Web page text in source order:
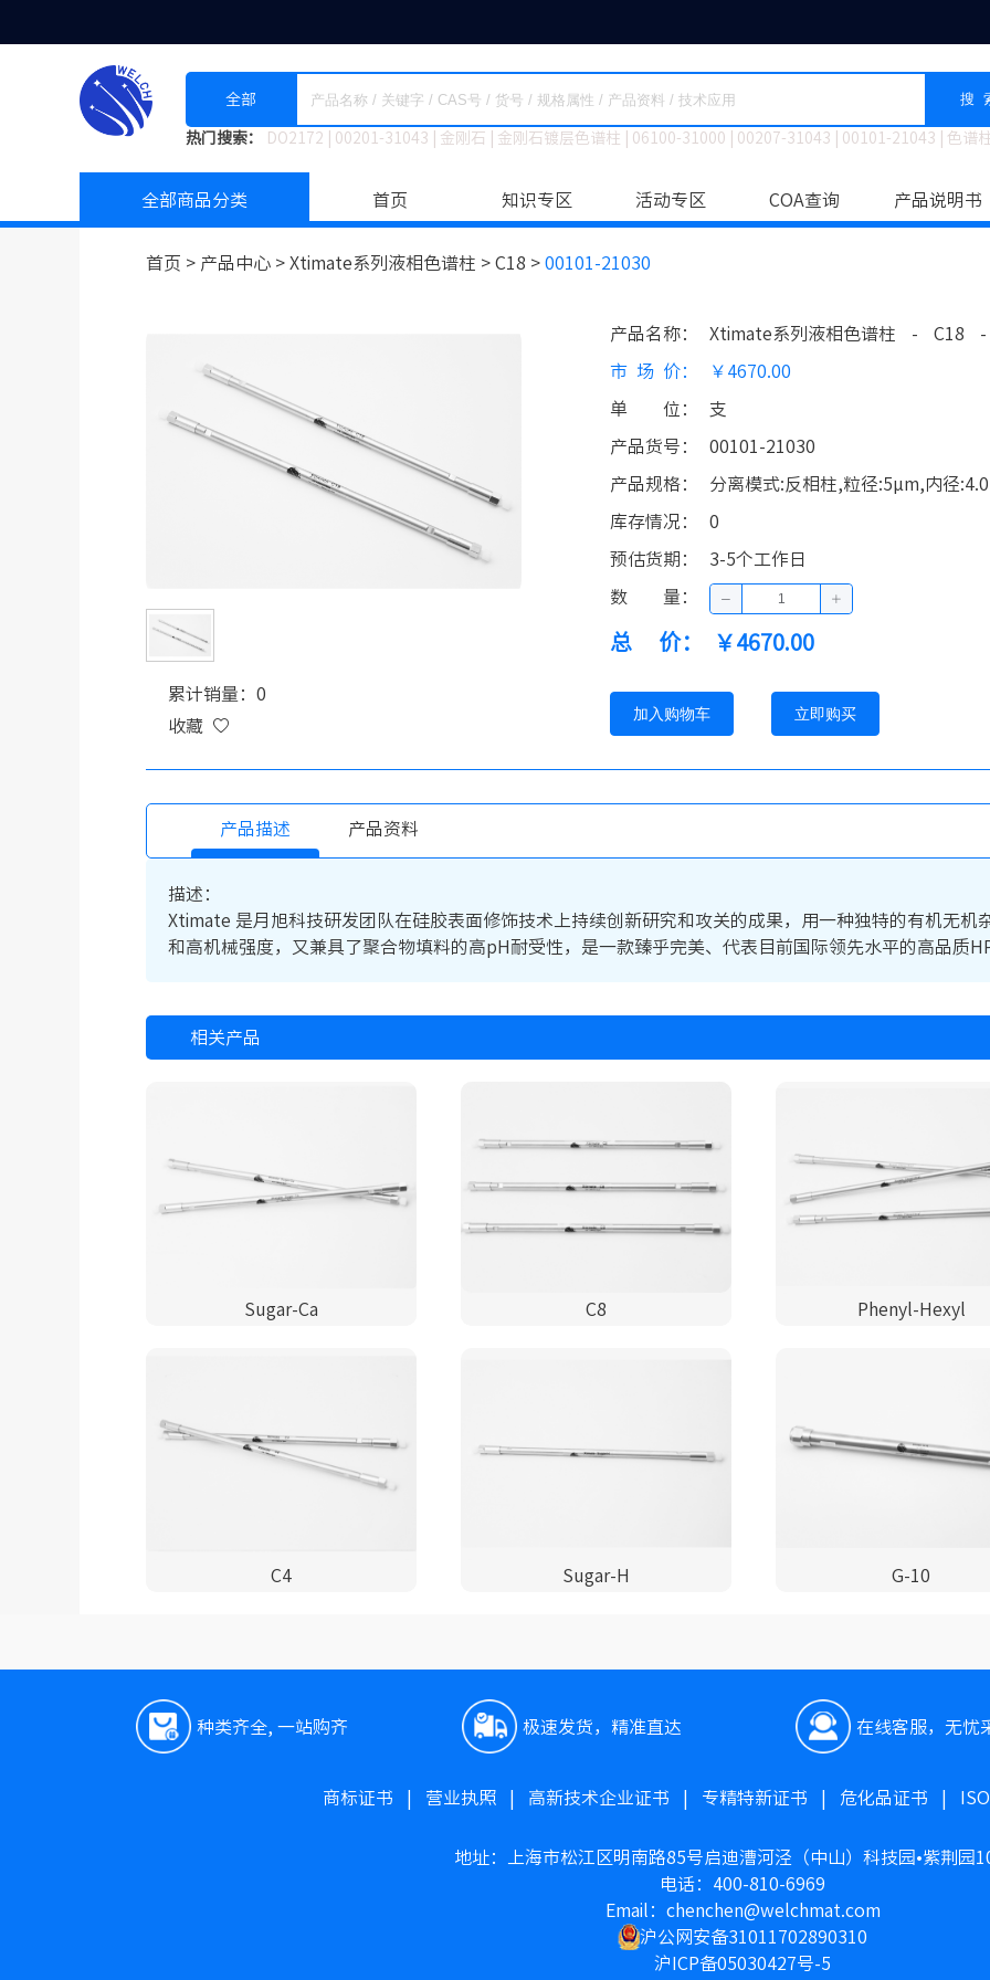
全部 搜
热门搜索： DO2172 00201-31043 金刚石 金刚石镀层色谱柱 06100-31000 00207-31043 00101-21043 色谱
全部商品分类 首页 知识专区 活动专区 COA查询 产品说明书
首页 > 产品中心 > Xtimate系列液相色谱柱 > C18 > 00101-21030
累计销量：0
收藏
产品名称： Xtimate系列液相色谱柱 - C18 -
市场价： ￥4670.00
单位 ： 支
产品货号 ： 00101-21030
产品规格： 分离模式:反相柱,粒径:5μm,内径
库存情况 ： 0
预估货期 ： 3-5个工作日
数量 ：
总价： ￥4670.00
加入购物车 立即购买
产品描述 产品资料
描述：
Xtimate 是月旭科技研发团队在硅胶表面修饰技术上持续创新研究和攻关的成果，用一种独特的有机无机
和高机械强度，又兼具了聚合物填料的高pH耐受性，是一款臻乎完美、代表目前国际领先水平的高品质
相关产品
Sugar-Ca C8 Phenyl-Hexyl
C4 Sugar-H G-10
种类齐全, 一站购齐 极速发货，精准直达 在线客服，无忧
商标证书 营业执照| 高新技术企业证书 专精特新证书 危化品证书
地址：上海市松江区明南路85号启迪漕河泾（中山）科技园•紫荆园
电话：400-810-6969
Email：chenchen@welchmat.com
沪公网安备31011702890310
沪ICP备05030427号-5